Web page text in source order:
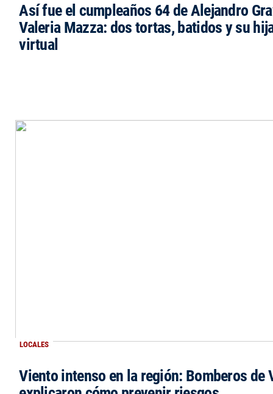
Así fue el cumpleaños 64 de Alejandro
Valeria Mazza: dos tortas, batidos y su
virtual
LOCALES
Viento intenso en la región: Bomberos de